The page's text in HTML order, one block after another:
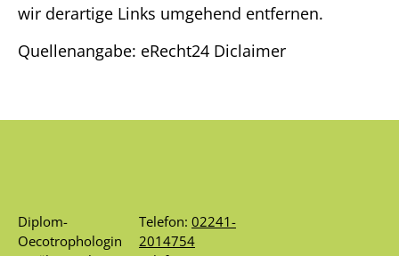
wir derartige Links umgehend entfernen.
Quellenangabe: eRecht24 Diclaimer
Diplom-
Oecotrophologin
Telefon: 02241-
2014754